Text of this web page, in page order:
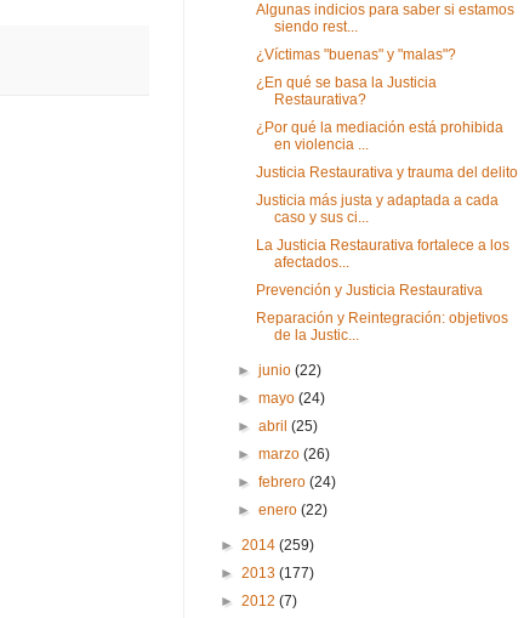
Algunas indicios para saber si estamos
siendo rest...
¿Víctimas "buenas" y "malas"?
¿En qué se basa la Justicia
Restaurativa?
¿Por qué la mediación está prohibida
en violencia ...
Justicia Restaurativa y trauma del delito
Justicia más justa y adaptada a cada
caso y sus ci...
La Justicia Restaurativa fortalece a los
afectados...
Prevención y Justicia Restaurativa
Reparación y Reintegración: objetivos
de la Justic...
►junio(22)
►mayo(24)
►abril(25)
►marzo(26)
►febrero(24)
►enero(22)
► 2014 (259)
► 2013 (177)
► 2012 (7)